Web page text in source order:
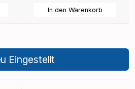
In den Warenkorb
Eingestellt